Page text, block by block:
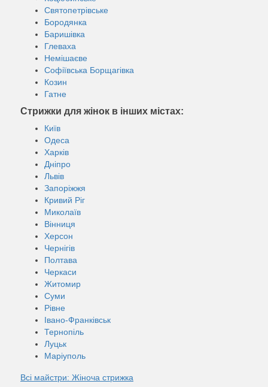
Святопетрівське
Бородянка
Баришівка
Глеваха
Немішаєве
Софіївська Борщагівка
Козин
Гатне
Стрижки для жінок в інших містах:
Київ
Одеса
Харків
Дніпро
Львів
Запоріжжя
Кривий Ріг
Миколаїв
Вінниця
Херсон
Чернігів
Полтава
Черкаси
Житомир
Суми
Рівне
Івано-Франківськ
Тернопіль
Луцьк
Маріуполь
Всі майстри: Жіноча стрижка